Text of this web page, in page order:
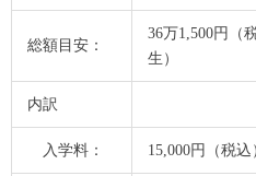
総額目安：
36万1,500円（
生）
内訳
入学料： 15,000円（税込